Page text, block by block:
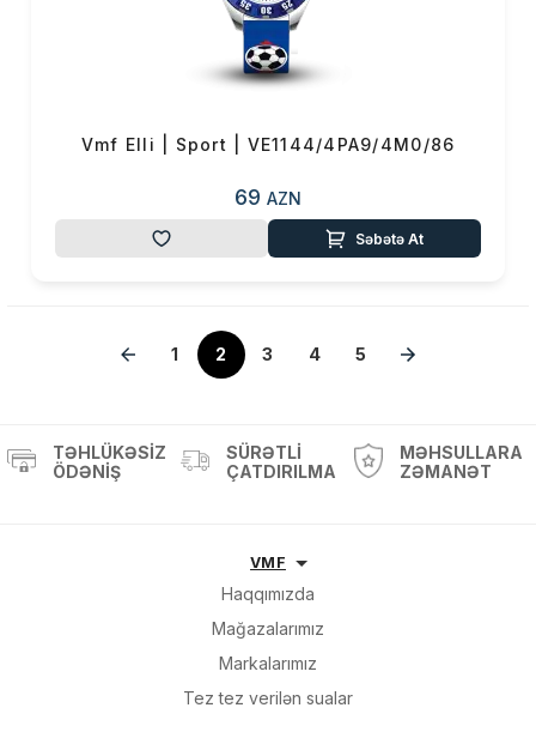
Vmf Elli | Sport | VE1144/4PA9/4M0/86
69 AZN
Səbətə At
1 2 3 4 5
TƏHLÜKƏSIZ
ÖDƏNIŞ
SÜRƏTLI
ÇATDIRILMA
MƏHSULLARA
ZƏMANƏT
VMF
Haqqımızda
Mağazalarımız
Markalarımız
Tez tez verilən sualar